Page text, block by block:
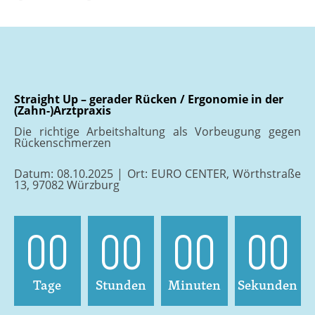
Straight Up – gerader Rücken / Ergonomie in der
(Zahn-)Arztpraxis
Die richtige Arbeitshaltung als Vorbeugung gegen
Rückenschmerzen
Datum: 08.10.2025 | Ort: EURO CENTER, Wörthstraße
13, 97082 Würzburg
00
Tage 00
Stunden 00
Minuten 00
Sekunden